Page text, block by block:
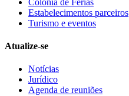
Colonia de Férias
Estabelecimentos parceiros
Turismo e eventos
Atualize-se
Notícias
Jurídico
Agenda de reuniões